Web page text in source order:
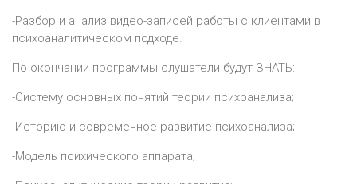
-Разбор и анализ видео-записей работы с клиентами в
психоаналитическом подходе.
По окончании программы слушатели будут ЗНАТЬ:
-Систему основных понятий теории психоанализа;
-Историю и современное развитие психоанализа;
-Модель психического аппарата;